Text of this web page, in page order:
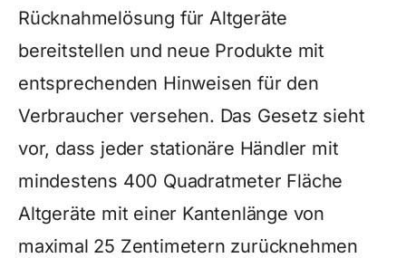
Rücknahmelösung für Altgeräte
bereitstellen und neue Produkte mit
entsprechenden Hinweisen für den
Verbraucher versehen. Das Gesetz sieht
vor, dass jeder stationäre Händler mit
mindestens 400 Quadratmeter Fläche
Altgeräte mit einer Kantenlänge von
maximal 25 Zentimetern zurücknehmen